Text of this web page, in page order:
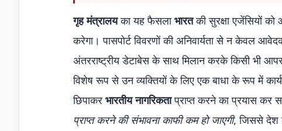
गृह मंत्रालयका यह फैसलाभारतकी सुरक्षा एजेंसियों
करेगा। पासपोर्ट विवरणों की अनिवार्यता से न केवल
अंतरराष्ट्रीय डेटाबेस के साथ मिलान करके किसी भी
विशेष रूप से उन व्यक्तियों के लिए एक बाधा के रूप में
छिपाकर भारतीय नागरिकताप्राप्त करने का प्रयास कर
प्राप्त करने की संभावना काफी कम हो जाएगी, जिससे देश